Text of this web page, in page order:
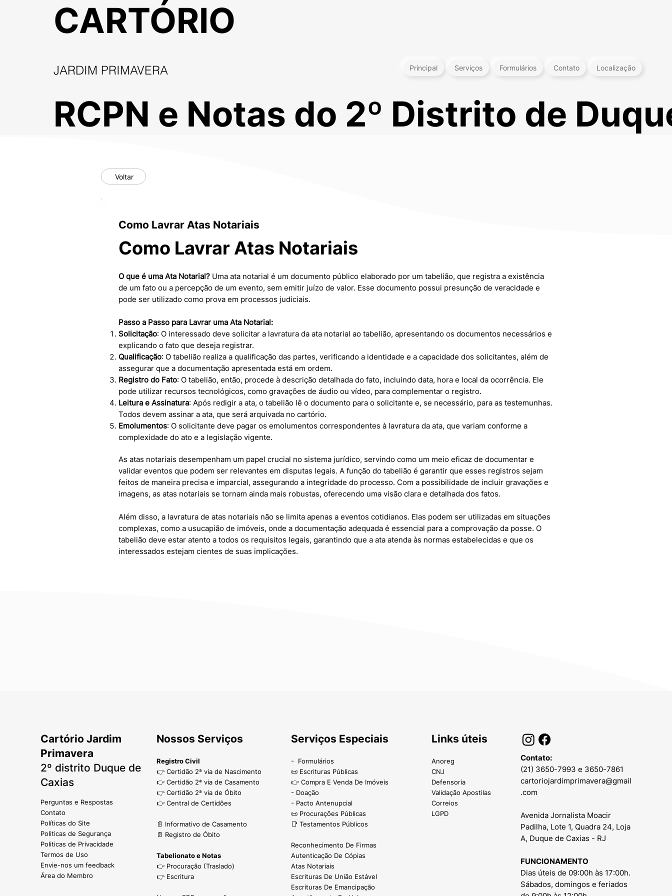
CARTÓRIO
JARDIM PRIMAVERA
RCPN e Notas do 2º Distrito de
Principal Serviços Formulários Contato Localização
Voltar
Como Lavrar Atas Notariais
Como Lavrar Atas Notariais
O que é uma Ata Notarial?Uma ata notarial é um documento público elaborado por um tabelião, que registra a existência
de um fato ou a percepção de um evento, sem emitir juízo de valor. Esse documento possui presunção de veracidade e
pode ser utilizado como prova em processos judiciais.
Passo a Passo para Lavrar uma Ata Notarial:
Solicitação: O interessado deve solicitar a lavratura da ata notarial ao tabelião, apresentando os documentos necessários e
explicando o fato que deseja registrar.
Qualificação: O tabelião realiza a qualificação das partes, verificando a identidade e a capacidade dos solicitantes, além de
assegurar que a documentação apresentada está em ordem.
Registro do Fato: O tabelião, então, procede à descrição detalhada do fato, incluindo data, hora e local da ocorrência. Ele
pode utilizar recursos tecnológicos, como gravações de áudio ou vídeo, para complementar o registro.
Leitura e Assinatura: Após redigir a ata, o tabelião lê o documento para o solicitante e, se necessário, para as testemunhas.
Todos devem assinar a ata, que será arquivada no cartório.
Emolumentos: O solicitante deve pagar os emolumentos correspondentes à lavratura da ata, que variam conforme a
complexidade do ato e a legislação vigente.
As atas notariais desempenham um papel crucial no sistema jurídico, servindo como um meio eficaz de documentar e
validar eventos que podem ser relevantes em disputas legais. A função do tabelião é garantir que esses registros sejam
feitos de maneira precisa e imparcial, assegurando a integridade do processo. Com a possibilidade de incluir gravações e
imagens, as atas notariais se tornam ainda mais robustas, oferecendo uma visão clara e detalhada dos fatos.
Além disso, a lavratura de atas notariais não se limita apenas a eventos cotidianos. Elas podem ser utilizadas em situações
complexas, como a usucapião de imóveis, onde a documentação adequada é essencial para a comprovação da posse. O
tabelião deve estar atento a todos os requisitos legais, garantindo que a ata atenda às normas estabelecidas e que os
interessados estejam cientes de suas implicações.
Cartório Jardim
Primavera
2º distrito Duque de
Caxias
Perguntas e Respostas
Contato
Políticas do Site
Politicas de Segurança
Politicas de Privacidade
Termos de Uso
Envie-nos um feedback
Área do Membro
Nossos Serviços
Registro Civil
👉 Certidão 2ª via de Nascimento
👉 Certidão 2ª via de Casamento
👉 Certidão 2ª via de Óbito
👉 Central de Certidões
📄 Informativo de Casamento
📄 Registro de Óbito
Tabelionato e Notas
👉 Procuração (Traslado)
👉 Escritura
Serviços Especiais
- Formulários
📜 Escrituras Públicas
👉 Compra E Venda De Imóveis
- Doação
- Pacto Antenupcial
📜 Procurações Públicas
📑 Testamentos Públicos
Reconhecimento De Firmas
Autenticação De Cópias
Atas Notariais
Escrituras De União Estável
Escrituras De Emancipação
Links úteis
Anoreg
CNJ
Defensoria
Validação Apostilas
Correios
LGPD
Contato:
(21) 3650-7993 e 3650-7861
cartoriojardimprimavera@gmail
.com
Avenida Jornalista Moacir
Padilha, Lote 1, Quadra 24, Loja
A, Duque de Caxias - RJ
FUNCIONAMENTO
Dias úteis de 09:00h às 17:00h.
Sábados, domingos e feriados